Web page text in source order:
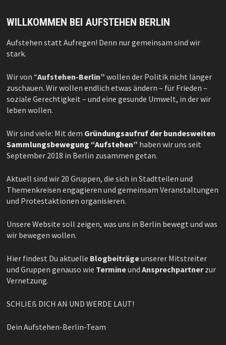
WILLKOMMEN BEI AUFSTEHEN BERLIN
Aufstehen statt Aufregen! Denn nur gemeinsam sind wir
stark.
Wir von “Aufstehen-Berlin” wollen der Politik nicht länger
zuschauen. Wir wollen endlich etwas ändern – für Frieden –
soziale Gerechtigkeit – und eine gesunde Umwelt, in der wir
leben wollen.
Wir sind viele: Mit dem Gründungsaufruf der bundesweiten
Sammlungsbewegung “Aufstehen” haben wir uns seit
September 2018 in Berlin zusammen getan.
Aktuell sind wir 20 Gruppen, die sich in Stadtteilen und
Themenkreisen engagieren und gemeinsam Veranstaltungen
und Protestaktionen organisieren.
Unsere Website soll zeigen, was uns in Berlin bewegt und was
wir bewegen wollen.
Hier findest Du aktuelle Blogbeiträgeunserer Mitstreiter
und Gruppen genauso wie Termineund Ansprechpartnerzur
Vernetzung.
SCHLIEß DICH AN UND WERDE LAUT!
Dein Aufstehen-Berlin-Team